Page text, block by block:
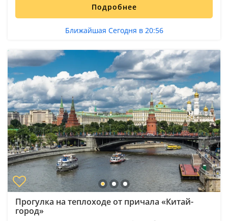
Подробнее
Ближайшая Сегодня в 20:56
Прогулка на теплоходе от причала «Китай-
город»